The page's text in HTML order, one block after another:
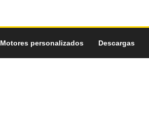
Motores personalizados Descargas